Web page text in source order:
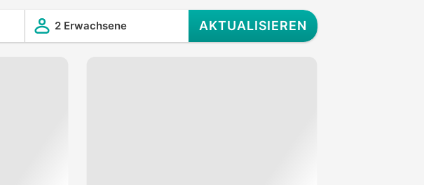
2 Erwachsene AKTUALISIEREN